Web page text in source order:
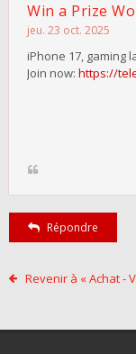
Win a Prize
jeu. 23 oct. 2025
iPhone 17, gaming
Join now: https://
Répondre
Revenir à « Achat -